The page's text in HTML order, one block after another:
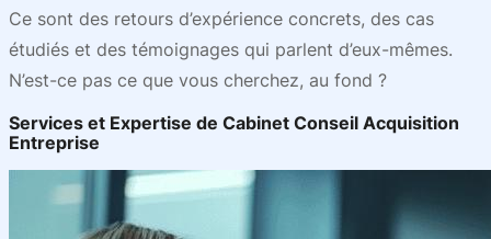
Ce sont des retours d’expérience concrets, des cas
étudiés et des témoignages qui parlent d’eux-mêmes.
N’est-ce pas ce que vous cherchez, au fond ?
Services et Expertise de Cabinet Conseil Acquisition
Entreprise